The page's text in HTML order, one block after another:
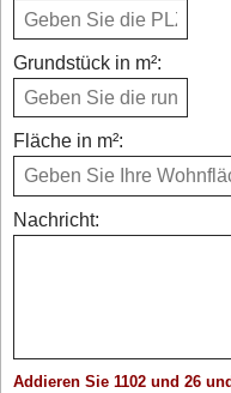
Grundstück in m²:
Fläche in m²:
Nachricht:
Addieren Sie 1102 und 26